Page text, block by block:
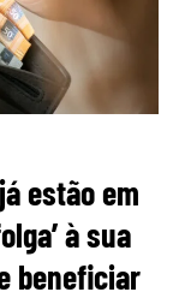
estão em
à sua
beneficiar